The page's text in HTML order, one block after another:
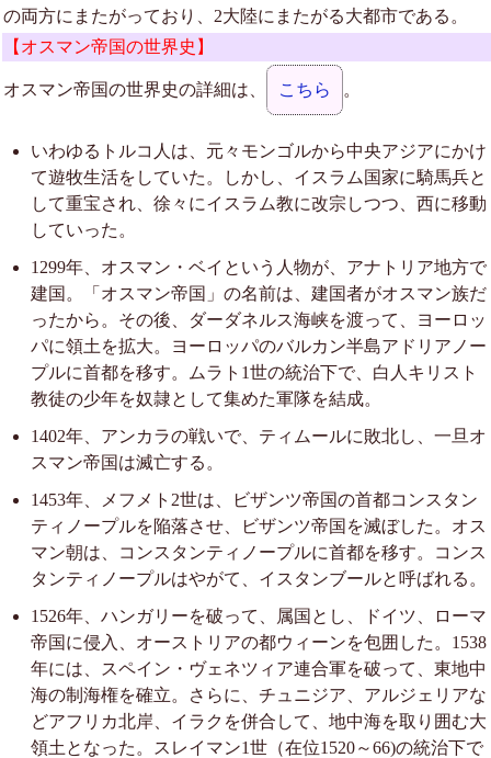
の両方にまたがっており、2大陸にまたがる大都市である。
【オスマン帝国の世界史】
オスマン帝国の世界史の詳細は、 こちら 。
いわゆるトルコ人は、元々モンゴルから中央アジアにかけ
て遊牧生活をしていた。しかし、イスラム国家に騎馬兵と
して重宝され、徐々にイスラム教に改宗しつつ、西に移動
していった。
1299年、オスマン・ベイという人物が、アナトリア地方で
建国。「オスマン帝国」の名前は、建国者がオスマン族だ
ったから。その後、ダーダネルス海峡を渡って、ヨーロッ
パに領土を拡大。ヨーロッパのバルカン半島アドリアノー
プルに首都を移す。ムラト1世の統治下で、白人キリスト
教徒の少年を奴隷として集めた軍隊を結成。
1402年、アンカラの戦いで、ティムールに敗北し、一旦オ
スマン帝国は滅亡する。
1453年、メフメト2世は、ビザンツ帝国の首都コンスタン
ティノープルを陥落させ、ビザンツ帝国を滅ぼした。オス
マン朝は、コンスタンティノープルに首都を移す。コンス
タンティノープルはやがて、イスタンブールと呼ばれる。
1526年、ハンガリーを破って、属国とし、ドイツ、ローマ
帝国に侵入、オーストリアの都ウィーンを包囲した。1538
年には、スペイン・ヴェネツィア連合軍を破って、東地中
海の制海権を確立。さらに、チュニジア、アルジェリアな
どアフリカ北岸、イラクを併合して、地中海を取り囲む大
領土となった。スレイマン1世（在位1520～66)の統治下で